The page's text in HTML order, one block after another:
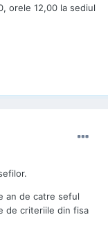
orele 12,00 la sediul
an de catre seful
de criteriile din fisa